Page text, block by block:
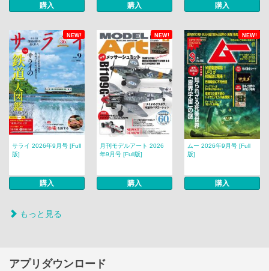
購入 購入 購入
NEW! NEW! NEW!
サライ 2026年9月号 [Full
版]
購入
月刊モデルアート 2026
年9月号 [Full版]
購入
ムー 2026年9月号 [Full
版]
購入
もっと見る
アプリダウンロード